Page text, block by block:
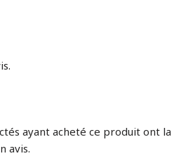
ayant acheté ce produit ont la
avis.